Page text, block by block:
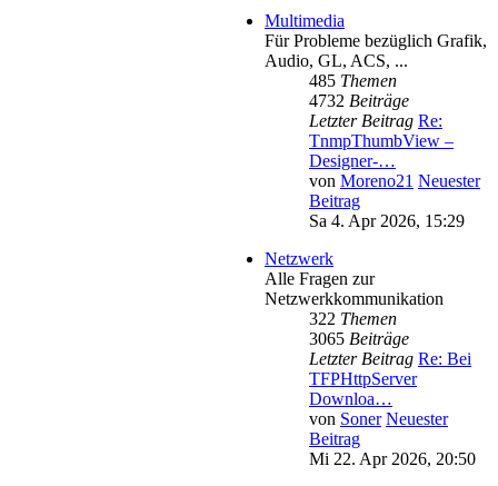
Multimedia
Für Probleme bezüglich Grafik,
Audio, GL, ACS, ...
485 Themen
4732 Beiträge
Letzter Beitrag Re:
TnmpThumbView –
Designer-…
von Moreno21 Neuester
Beitrag
Sa 4. Apr 2026, 15:29
Netzwerk
Alle Fragen zur
Netzwerkkommunikation
322 Themen
3065 Beiträge
Letzter Beitrag Re: Bei
TFPHttpServer
Downloa…
von Soner Neuester
Beitrag
Mi 22. Apr 2026, 20:50